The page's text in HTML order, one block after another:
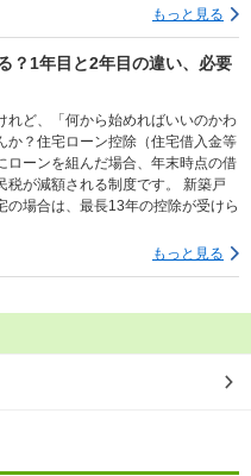
もっと見る
？1年目と2年目の違い、必要
れど、「何から始めればいいのかわ
か？住宅ローン控除（住宅借入金等
ローンを組んだ場合、年末時点の借
税が減額される制度です。 新築戸
の場合は、最長13年の控除が受けら
もっと見る